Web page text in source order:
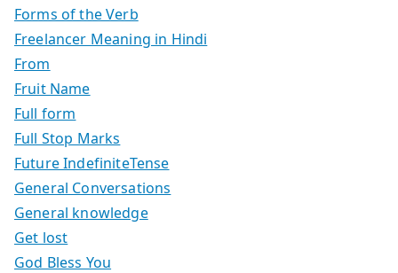
Forms of the Verb
Freelancer Meaning in Hindi
From
Fruit Name
Full form
Full Stop Marks
Future IndefiniteTense
General Conversations
General knowledge
Get lost
God Bless You